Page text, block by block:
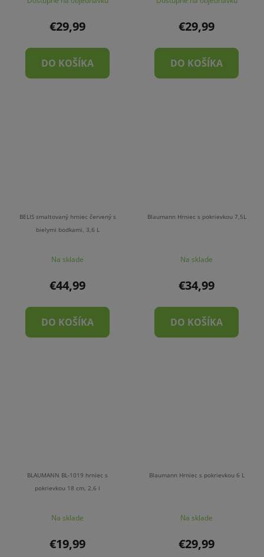
€29,99
DO KOŠÍKA
€29,99
DO KOŠÍKA
BELIS smaltovaný hrniec červený s
bielymi bodkami, 3,6 L
Na sklade
€44,99
DO KOŠÍKA
Blaumann Hrniec s pokrievkou 7,5L
Na sklade
€34,99
DO KOŠÍKA
BLAUMANN BL-1019 hrniec s
pokrievkou 18 cm, 2,6 l
Na sklade
€19,99
Blaumann Hrniec s pokrievkou 6 L
Na sklade
€29,99